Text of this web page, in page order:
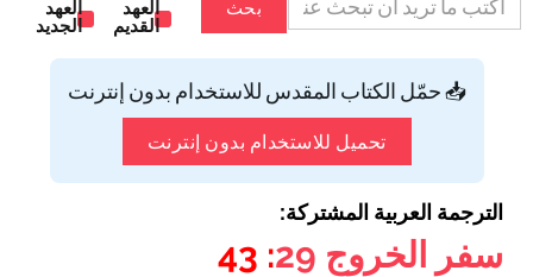
بحث
العهد
القديم
العهد
الجديد
📥 حمّل الكتاب المقدس للاستخدام بدون إنترنت
تحميل للاستخدام بدون إنترنت
الترجمة العربية المشتركة:
سفر الخروج 29
: 43